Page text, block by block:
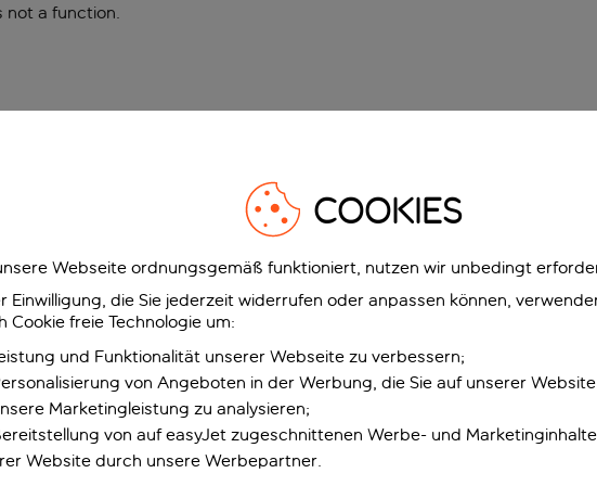
not a function.
COOKIES
Webseite ordnungsgemäß funktioniert, nutzen wir unbedingt
Einwilligung, die Sie jederzeit widerrufen oder anpassen können,
Cookie freie Technologie um:
und Funktionalität unserer Webseite zu verbessern;
von Angeboten in der Werbung, die Sie auf unserer
Marketingleistung zu analysieren;
von auf easyJet zugeschnittenen Werbe- und
Website durch unsere Werbepartner.